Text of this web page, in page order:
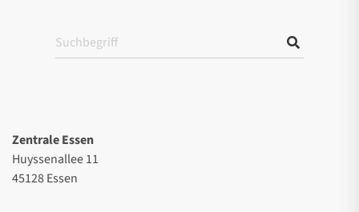
Zentrale Essen
Huyssenallee 11
45128 Essen